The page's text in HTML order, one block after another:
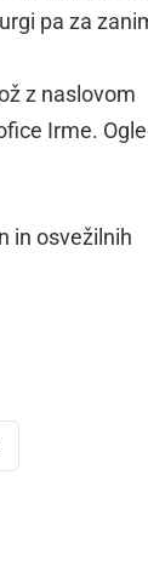
pa za
z naslovom
Irme.
in osvežilnih